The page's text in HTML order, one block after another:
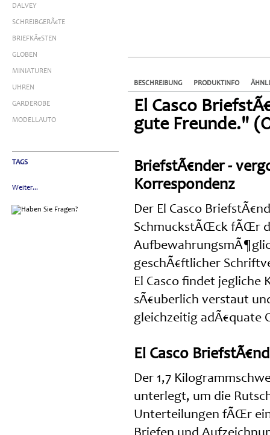
DALVEY
SCHREIBGERÃ€TE
BRIEFKÃ€STEN
GLOBEN
MINIATUREN
UHREN
GARDEROBE
MODELLAUTO
TAGS
Weiter...
BESCHREIBUNG PRODUKTINFO
El Casco
gute Freunde."
BriefstÃ€nder -
Korrespondenz
Der El Casco
SchmuckstÃŒck fÃŒr
geschÃ€ftlicher
El Casco findet jegliche
sÃ€uberlich verstaut
gleichzeitig adÃ€quate
El Casco
Der 1,7
unterlegt, um die
Unterteilungen fÃŒr